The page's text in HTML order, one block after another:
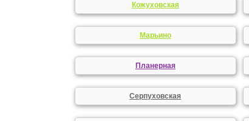
Кожуховская
Марьино
Планерная
Серпуховская